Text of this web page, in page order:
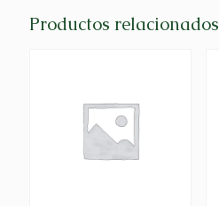
Productos relacionados